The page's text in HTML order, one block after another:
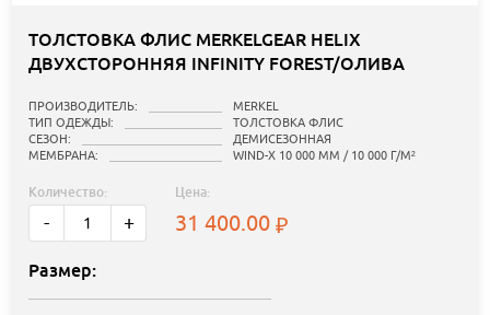
ТОЛСТОВКА ФЛИС MERKELGEAR HELIX
ДВУХСТОРОННЯЯ INFINITY FOREST/ОЛИВА
ПРОИЗВОДИТЕЛЬ:
MERKEL
ТИП ОДЕЖДЫ:
ТОЛСТОВКА ФЛИС
СЕЗОН:
ДЕМИСЕЗОННАЯ
МЕМБРАНА:
WIND-X 10 000 ММ / 10 000 Г/М²
Количество:
- +
Цена:
31 400.00
Размер: